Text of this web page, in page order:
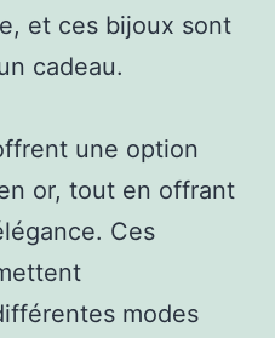
et ces bijoux sont
cadeau.
une option
or, tout en offrant
Ces
modes